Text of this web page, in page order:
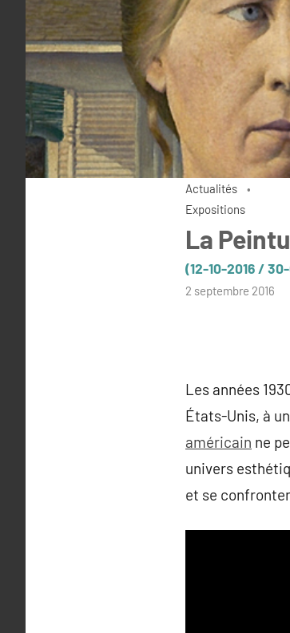
Actualités
Expositions
La
(12-10-2016 /
par
2 septembre 2016
Les années
États-Unis, à
américain ne
univers
et se